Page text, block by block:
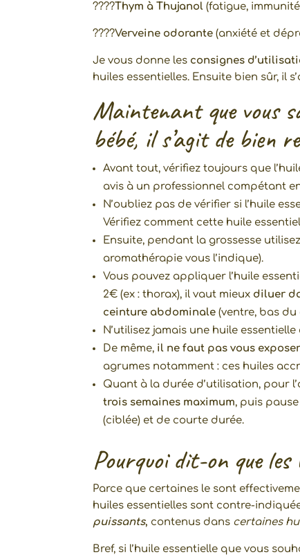
????Thym à Thujanol (fatigue,
????Verveine odorante (anxiété et
Je vous donne les consignes
huiles essentielles. Ensuite bien sûr, il
Maintenant que vous
bébé, il s’agit de bien
Avant tout, vérifiez toujours que
avis à un professionnel compétant
N’oubliez pas de vérifier si l’huile
Vérifiez comment cette huile
Ensuite, pendant la grossesse
aromathérapie vous l’indique).
Vous pouvez appliquer l’huile
2€ (ex : thorax), il vaut mieux diluer
ceinture abdominale (ventre, bas
N’utilisez jamais une huile
De même, il ne faut pas vous
agrumes notamment : ces huiles
Quant à la durée d’utilisation, pour
trois semaines maximum, puis
(ciblée) et de courte durée.
Pourquoi dit-on que
Parce que certaines le sont
huiles essentielles sont contre-
puissants, contenus dans certaines
Bref, si l’huile essentielle que vous